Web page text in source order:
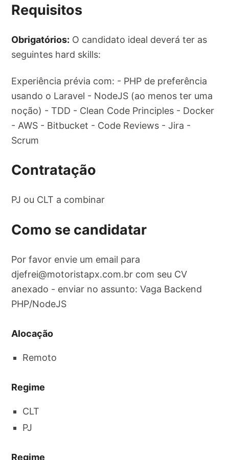
Requisitos
Obrigatórios: O candidato ideal deverá ter as
seguintes hard skills:
Experiência prévia com: - PHP de preferência
usando o Laravel - NodeJS (ao menos ter uma
noção) - TDD - Clean Code Principles - Docker
- AWS - Bitbucket - Code Reviews - Jira -
Scrum
Contratação
PJ ou CLT a combinar
Como se candidatar
Por favor envie um email para
djefrei@motoristapx.com.br com seu CV
anexado - enviar no assunto: Vaga Backend
PHP/NodeJS
Alocação
Remoto
Regime
CLT
PJ
Regime